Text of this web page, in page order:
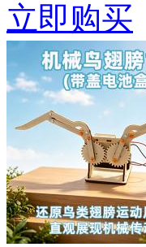
立即购买